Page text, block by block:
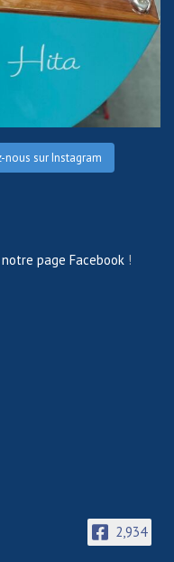
nous sur Instagram
page Facebook !
2,934